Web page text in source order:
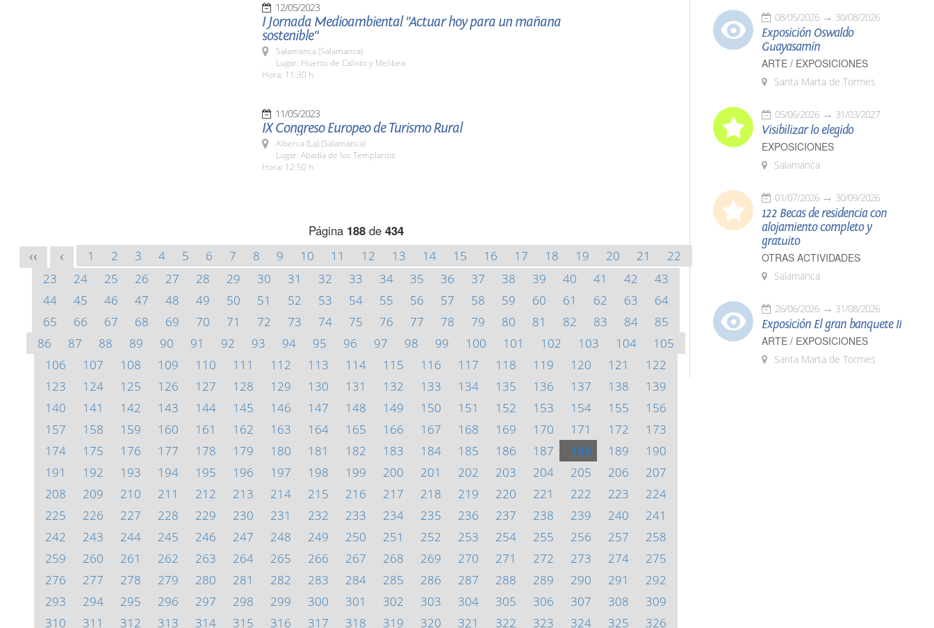
12/05/2023
I Jornada Medioambiental "Actuar hoy para un mañana
sostenible"
Salamanca (Salamanca)
Lugar: Huerto de Calixto y Melibea
Hora: 11:30 h.
11/05/2023
IX Congreso Europeo de Turismo Rural
Alberca (La) (Salamanca)
Lugar: Abadía de los Templarios
Hora: 12:50 h.
Página 188de 434
<< < 1 2 3 4 5 6 7 8 9 10 11 12 13 14 15 16 17 18 19 20 21
22
23
24 25 26 27 28 29 30 31 32 33 34 35 36 37 38 39 40 41 42
43
44
45 46 47 48 49 50 51 52 53 54 55 56 57 58 59 60 61 62 63
64
65
66 67 68 69 70 71 72 73 74 75 76 77 78 79 80 81 82 83 84
85
86
87 88 89 90 91 92 93 94 95 96 97 98 99 100 101 102 103 104
105
106
107 108 109 110 111 112 113 114 115 116 117 118 119 120 121
122
123
124 125 126 127 128 129 130 131 132 133 134 135 136 137 138
139
140
141 142 143 144 145 146 147 148 149 150 151 152 153 154 155
156
157
158 159 160 161 162 163 164 165 166 167 168 169 170 171 172
173
174
175 176 177 178 179 180 181 182 183 184 185 186 187 188 189
190
191
192 193 194 195 196 197 198 199 200 201 202 203 204 205 206
207
208
209 210 211 212 213 214 215 216 217 218 219 220 221 222 223
224
225
226 227 228 229 230 231 232 233 234 235 236 237 238 239 240
241
242
243 244 245 246 247 248 249 250 251 252 253 254 255 256 257
258
259
260 261 262 263 264 265 266 267 268 269 270 271 272 273 274
275
276
277 278 279 280 281 282 283 284 285 286 287 288 289 290 291
292
293
294 295 296 297 298 299 300 301 302 303 304 305 306 307 308
309
310
311 312 313 314 315 316 317 318 319 320 321 322 323 324 325 326
08/05/2026 30/08/2026
Exposición Oswaldo
Guayasamín
ARTE / EXPOSICIONES
Santa Marta de Tormes
05/06/2026 31/03/2027
Visibilizar lo elegido
EXPOSICIONES
Salamanca
01/07/2026 30/09/2026
122 Becas de residencia con
alojamiento completo y
gratuito
OTRAS ACTIVIDADES
Salamanca
26/06/2026 31/08/2026
Exposición El gran banquete II
ARTE / EXPOSICIONES
Santa Marta de Tormes